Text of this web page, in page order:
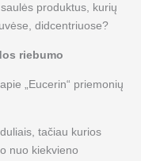
produktus, kurių
didcentriuose?
riebumo
„Eucerin“ priemonių
tačiau kurios
nuo kiekvieno